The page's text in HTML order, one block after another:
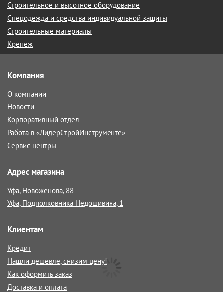
Строительное и высотное оборудование
Спецодежда и средства индивидуальной защиты
Строительные материалы
Крепёж
Компания
О компании
Новости
Корпоративный отдел
Работа в «ЛидерСтройИнструменте»
Сервис-центры
Адрес магазина
Уфа, Новоженова, 88
Уфа, Подполковника Недошивина, 1
Клиентам
Кредит
Нашли дешевле, снизим цену!
Как оформить заказ
Доставка и оплата